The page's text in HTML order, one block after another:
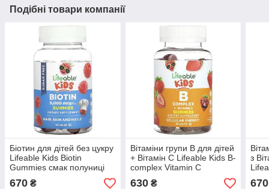
Подібні товари компанії
Біотин для дітей без цукру
Lifeable Kids Biotin
Gummies смак полуниці
60 мармеладок
670 ₴
Вітаміни групи В для дітей
+ Вiтамiн С Lifeable Kids B-
complex Vitamin C
Gummies смак полуниці
60 мармеладок
630₴
з
670